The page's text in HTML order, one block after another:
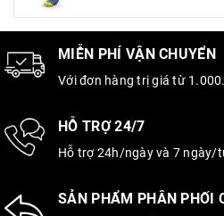
MIỄN PHÍ VẬN CHUYỂN
Với đơn hàng trị giá từ
HỖ TRỢ 24/7
Hỗ trợ 24h/ngày và 7 ngày/
SẢN PHẨM PHÂN PHỐI